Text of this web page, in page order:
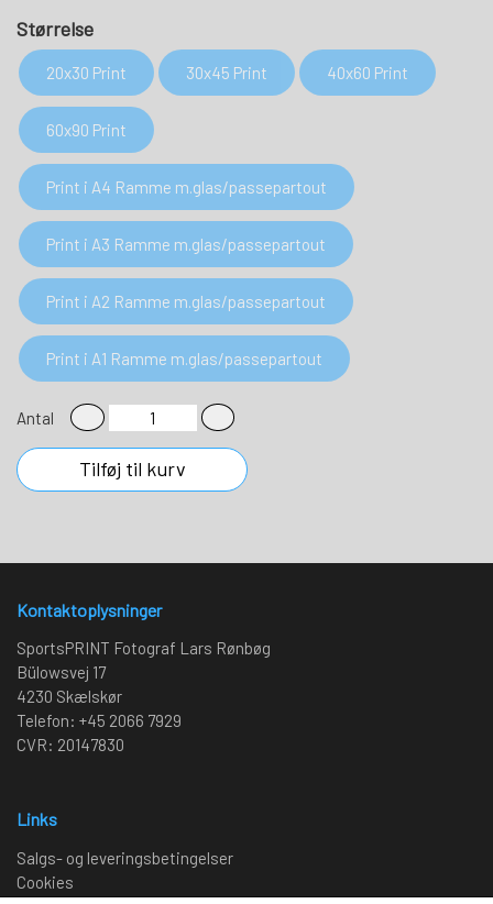
Størrelse
20x30 Print 30x45 Print 40x60 Print
60x90 Print
Print i A4 Ramme m.glas/passepartout
Print i A3 Ramme m.glas/passepartout
Print i A2 Ramme m.glas/passepartout
Print i A1 Ramme m.glas/passepartout
Antal
Tilføj til kurv
Kontaktoplysninger
SportsPRINT Fotograf Lars Rønbøg
Bülowsvej 17
4230 Skælskør
Telefon: +45 2066 7929
CVR: 20147830
Links
Salgs- og leveringsbetingelser
Cookies